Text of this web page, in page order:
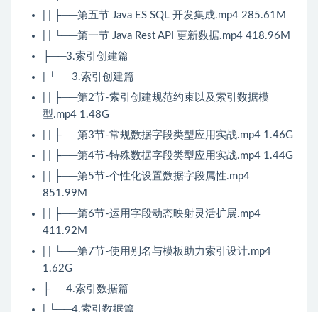
| | ├──第五节 Java ES SQL 开发集成.mp4 285.61M
| | └──第一节 Java Rest API 更新数据.mp4 418.96M
├──3.索引创建篇
| └──3.索引创建篇
| | ├──第2节-索引创建规范约束以及索引数据模
型.mp4 1.48G
| | ├──第3节-常规数据字段类型应用实战.mp4 1.46G
| | ├──第4节-特殊数据字段类型应用实战.mp4 1.44G
| | ├──第5节-个性化设置数据字段属性.mp4
851.99M
| | ├──第6节-运用字段动态映射灵活扩展.mp4
411.92M
| | └──第7节-使用别名与模板助力索引设计.mp4
1.62G
├──4.索引数据篇
| └──4.索引数据篇